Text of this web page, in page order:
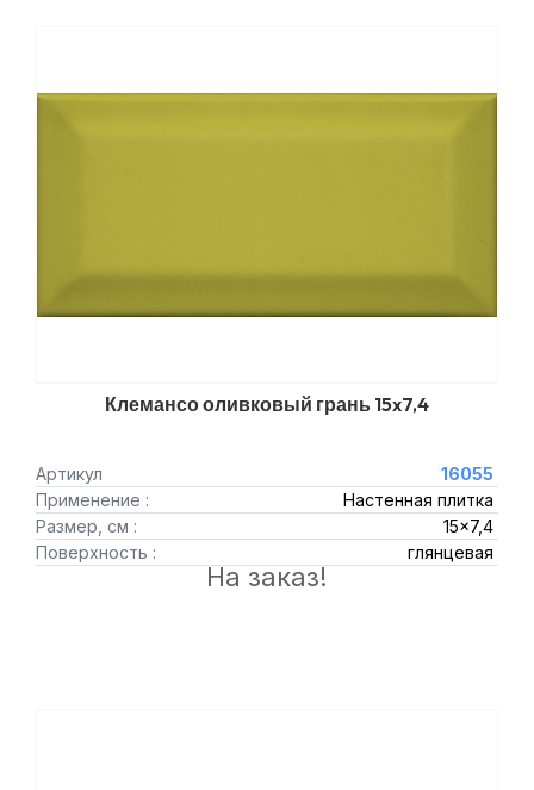
Клемансо оливковый грань 15x7,4
Артикул
16055
Применение :
Настенная плитка
Размер, см :
15x7,4
Поверхность :
глянцевая
На заказ!